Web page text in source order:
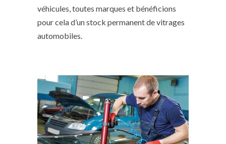
véhicules, toutes marques et bénéficions
pour cela d’un stock permanent de vitrages
automobiles.